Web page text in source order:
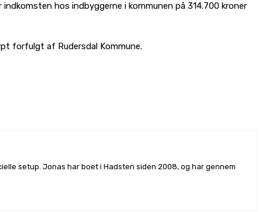
hos indbyggerne i kommunen på 314.700 kroner
forfulgt af Rudersdal Kommune.
setup. Jonas har boet i Hadsten siden 2008, og har gennem